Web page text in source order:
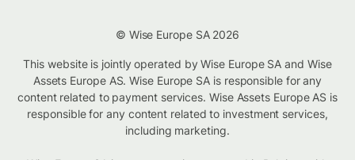
© Wise Europe SA 2026
This website is jointly operated by Wise Europe SA and Wise
Assets Europe AS. Wise Europe SA is responsible for any
content related to payment services. Wise Assets Europe AS is
responsible for any content related to investment services,
including marketing.